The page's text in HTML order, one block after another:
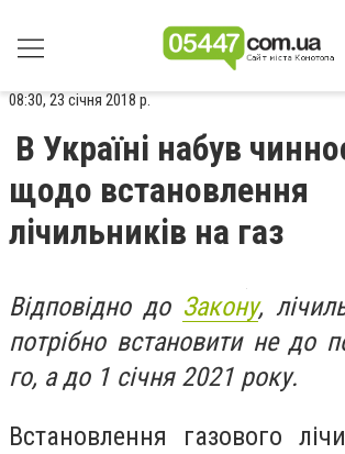
08:30, 23 січня 2018 р.
В Україні набув
щодо встановлення
лічильників на газ
Відповідно до Закону,
потрібно встановити не до
го, а до 1 січня 2021 року.
Встановлення газового